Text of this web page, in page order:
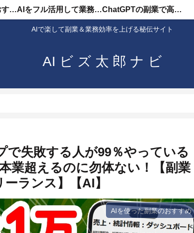
AIで楽して副業＆業務効率を上げる秘伝サイト
AI ビ ズ 太 郎 ナ ビ
AIを使った副業のおすすめ AIをフル活用して業務効率化 ChatGPTの副業で高収入
で失敗する人が99％やっている
業超えるのに勿体ない！【副業
ランス】【AI】
AIを使った副業のおすすめ